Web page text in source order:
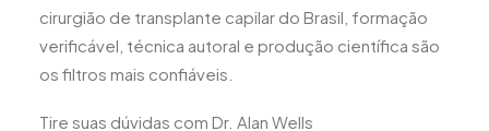
cirurgião de transplante capilar do Brasil, formação
verificável, técnica autoral e produção científica são
os filtros mais confiáveis.
Tire suas dúvidas com Dr. Alan Wells